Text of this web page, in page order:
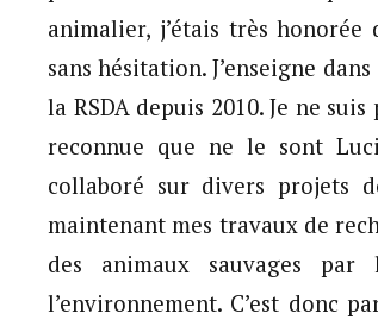
animalier, j’étais très
sans hésitation. J’enseigne
la RSDA depuis 2010. Je ne
reconnue que ne le sont
collaboré sur divers projets
maintenant mes travaux de
des animaux sauvages
l’environnement. C’est donc